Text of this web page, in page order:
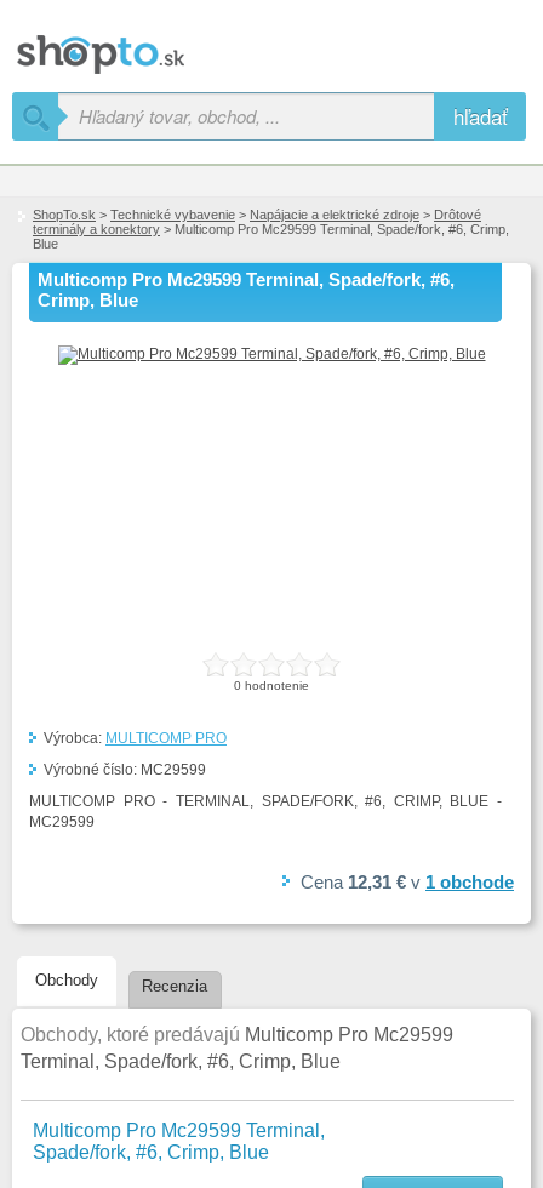
hľadať
ShopTo.sk > Technické vybavenie > Napájacie a elektrické zdroje > Drôtové
terminály a konektory > Multicomp Pro Mc29599 Terminal, Spade/fork, #6, Crimp,
Blue
Multicomp Pro Mc29599 Terminal, Spade/fork, #6,
Crimp, Blue
0 hodnotenie
Výrobca: MULTICOMP PRO
Výrobné číslo: MC29599
MULTICOMP PRO - TERMINAL, SPADE/FORK, #6, CRIMP, BLUE -
MC29599
Cena 12,31 € v 1 obchode
Obchody Recenzia
Obchody, ktoré predávajú Multicomp Pro Mc29599
Terminal, Spade/fork, #6, Crimp, Blue
Multicomp Pro Mc29599 Terminal,
Spade/fork, #6, Crimp, Blue